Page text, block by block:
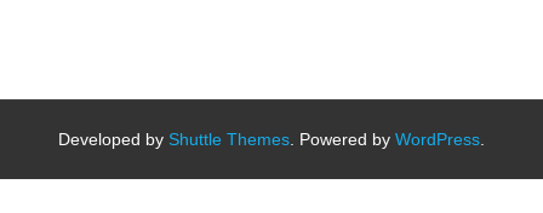
Developed by Shuttle Themes. Powered by WordPress.